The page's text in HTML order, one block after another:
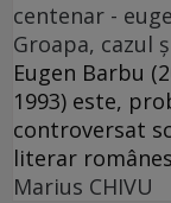
centenar -
Groapa, cazul
Eugen Barbu
1993) este,
controversat
literar
Marius CHIVU